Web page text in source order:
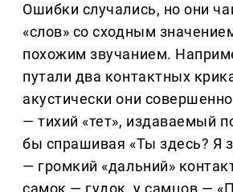
Ошибки случались, но они
«слов» со сходным
похожим звучанием.
путали два контактных
акустически они
— тихий «тет», издаваемый
бы спрашивая «Ты здесь? Я
— громкий «дальний»